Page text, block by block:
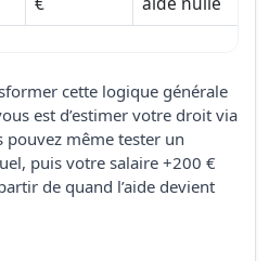
cette logique générale
est d’estimer votre droit via
pouvez même tester un
puis votre salaire +200 €
de quand l’aide devient